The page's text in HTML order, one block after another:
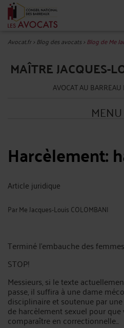
Avocat.fr>Blog des avocats>Blog de Me
MAÎTRE JACQUES-
AVOCAT AU
MENU
Harcèlement:
Article juridique
ParMe Jacques-Louis COLOMBANI
Terminé l'embauche des
STOP!
Messieurs, si le texte
passe, il suffira à une dame
disciplinaire et soutenue par
de harcèlement sexuel pour
comparaître en correctionnelle...